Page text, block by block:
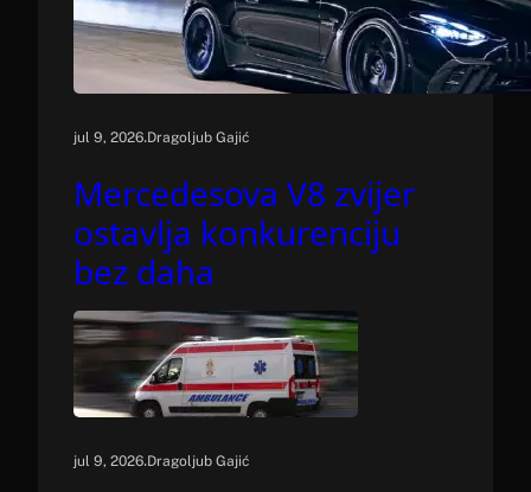
jul 9, 2026.Dragoljub Gajić
Mercedesova V8 zvijer
ostavlja konkurenciju
bez daha
jul 9, 2026.Dragoljub Gajić